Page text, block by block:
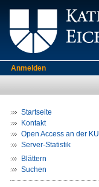
Anmelden
Startseite
Kontakt
Open Access an der KU
Server-Statistik
Blättern
Suchen